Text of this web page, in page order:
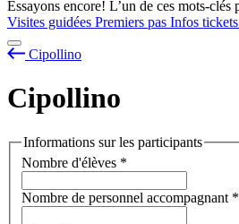
Essayons encore! L’un de ces mots-
Visites guidées Premiers pas Infos tickets
Cipollino
Cipollino
Informations sur les participants
Nombre d'élèves *
Nombre de personnel accompagnant *